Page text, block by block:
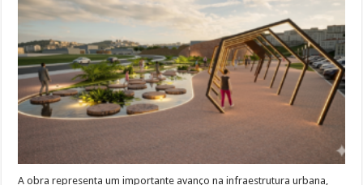
A obra representa um importante avanço na infraestrutura urbana,